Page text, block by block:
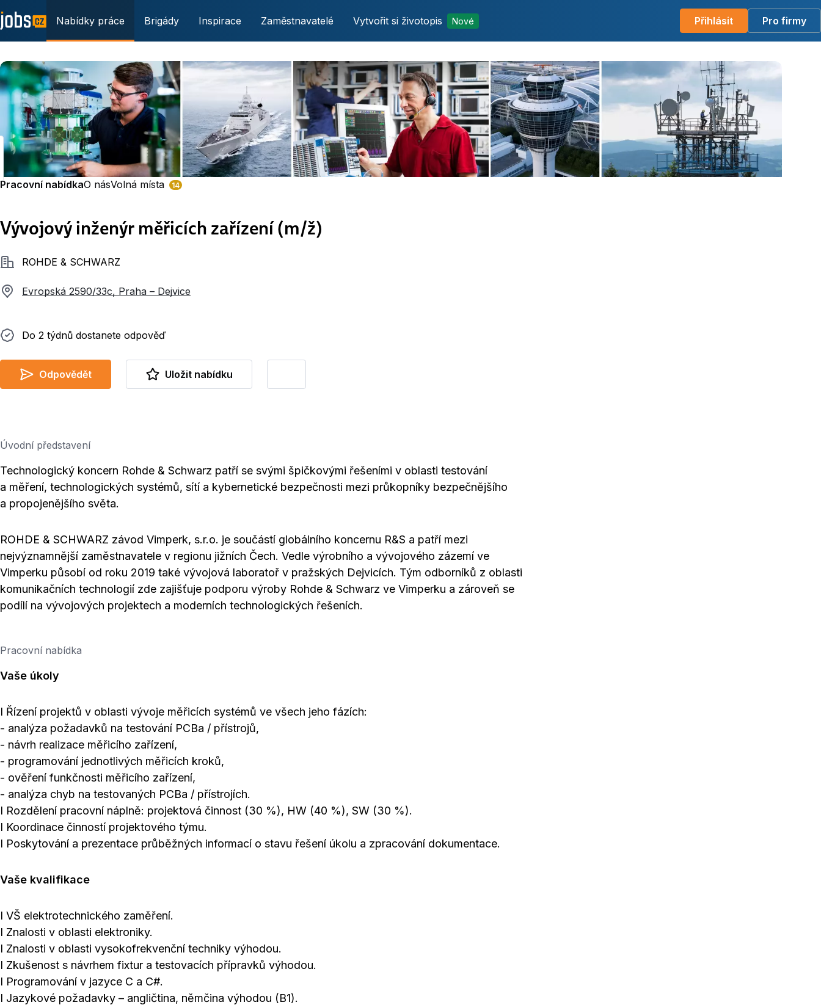
Nabídky práce Brigády Inspirace Zaměstnavatelé Vytvořit si životopis Nové Přihlásit Pro firmy
Pracovní nabídkaO násVolná místa 14
Vývojový inženýr měřicích zařízení (m/ž)
SpolečnostROHDE & SCHWARZ
Evropská 2590/33c, Praha – Dejvice
Do 2 týdnů dostanete odpověď
Do 2 týdnů dostanete odpověď
Odpovědět Uložit nabídku
Úvodní představení
Technologický koncern Rohde & Schwarz patří se svými špičkovými řešeními v oblasti testování
a měření, technologických systémů, sítí a kybernetické bezpečnosti mezi průkopníky bezpečnějšího
a propojenějšího světa.
ROHDE & SCHWARZ závod Vimperk, s.r.o. je součástí globálního koncernu R&S a patří mezi
nejvýznamnější zaměstnavatele v regionu jižních Čech. Vedle výrobního a vývojového zázemí ve
Vimperku působí od roku 2019 také vývojová laboratoř v pražských Dejvicích. Tým odborníků z oblasti
komunikačních technologií zde zajišťuje podporu výroby Rohde & Schwarz ve Vimperku a zároveň se
podílí na vývojových projektech a moderních technologických řešeních.
Pracovní nabídka
Vaše úkoly
I Řízení projektů v oblasti vývoje měřicích systémů ve všech jeho fázích:
- analýza požadavků na testování PCBa / přístrojů,
- návrh realizace měřicího zařízení,
- programování jednotlivých měřicích kroků,
- ověření funkčnosti měřicího zařízení,
- analýza chyb na testovaných PCBa / přístrojích.
I Rozdělení pracovní náplně: projektová činnost (30 %), HW (40 %), SW (30 %).
I Koordinace činností projektového týmu.
I Poskytování a prezentace průběžných informací o stavu řešení úkolu a zpracování dokumentace.
Vaše kvalifikace
I VŠ elektrotechnického zaměření.
I Znalosti v oblasti elektroniky.
I Znalosti v oblasti vysokofrekvenční techniky výhodou.
I Zkušenost s návrhem fixtur a testovacích přípravků výhodou.
I Programování v jazyce C a C#.
I Jazykové požadavky – angličtina, němčina výhodou (B1).